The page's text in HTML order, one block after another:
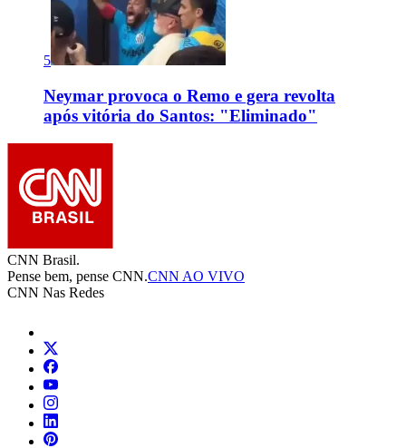
5
Neymar provoca o Remo e gera revolta
após vitória do Santos: "Eliminado"
CNN Brasil.
Pense bem, pense CNN.CNN AO VIVO
CNN Nas Redes